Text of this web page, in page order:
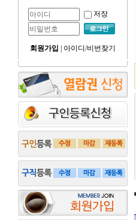
저장
회원가입 아이디/비번찾기